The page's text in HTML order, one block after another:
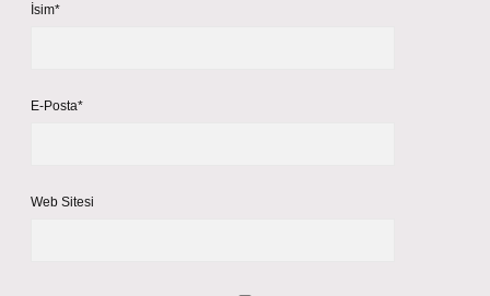
İsim*
E-Posta*
Web Sitesi